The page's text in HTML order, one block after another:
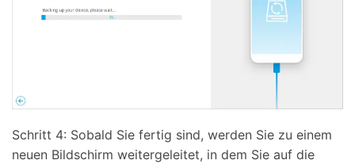
Schritt 4: Sobald Sie fertig sind, werden Sie zu einem
neuen Bildschirm weitergeleitet, in dem Sie auf die